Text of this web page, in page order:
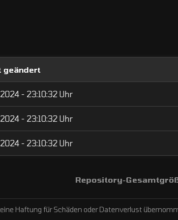
geändert
2024 - 23:10:32 Uhr
2024 - 23:10:32 Uhr
2024 - 23:10:32 Uhr
Repository-
Haftung für Schäden oder Datenverlust